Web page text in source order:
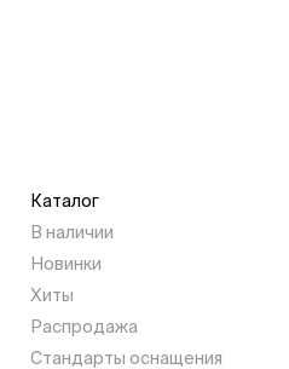
Каталог
В наличии
Новинки
Хиты
Распродажа
Стандарты оснащения